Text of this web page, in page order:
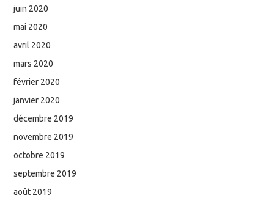
juin 2020
mai 2020
avril 2020
mars 2020
février 2020
janvier 2020
décembre 2019
novembre 2019
octobre 2019
septembre 2019
août 2019